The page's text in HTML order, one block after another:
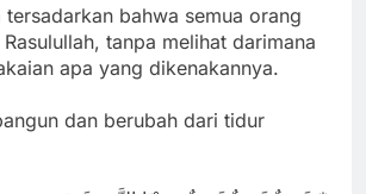
tersadarkan bahwa semua orang
tanpa melihat darimana
apa yang dikenakannya.
dan berubah dari tidur